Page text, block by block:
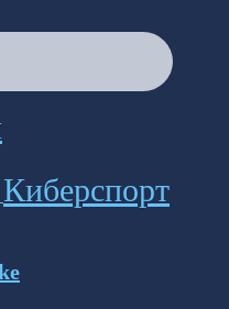
Киберспорт